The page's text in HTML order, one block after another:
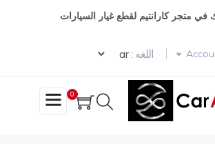
في متجر كارانتيم لقطع غيار السيارات
اللغه :
Select your language
0